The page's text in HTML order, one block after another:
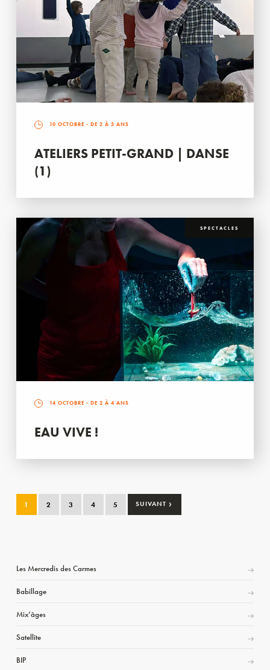
10 OCTOBRE - DE 2 À 3 ANS
ATELIERS PETIT-GRAND | DANSE
(1)
SPECTACLES
14 OCTOBRE - DE 2 À 4 ANS
EAU VIVE !
1 2 3 4 5 SUIVANT ›
Les Mercredis des Carmes
Babillage
Mix’âges
Satellite
BIP